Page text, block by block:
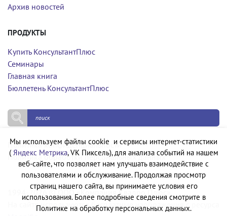
Архив новостей
ПРОДУКТЫ
Купить КонсультантПлюс
Семинары
Главная книга
Бюллетень КонсультантПлюс
Политика конфиденциальности
Политика обработки персональных данных
1994-2026 © ООО «Компания Квадро Плюс»
На сайте используются бесплатные изображения с ресурса
Мы используем файлы cookie и сервисы интернет-статистики
( Яндекс Метрика, VK Пиксель), для анализа событий на нашем
веб-сайте, что позволяет нам улучшать взаимодействие с
пользователями и обслуживание. Продолжая просмотр
страниц нашего сайта, вы принимаете условия его
использования. Более подробные сведения смотрите в
Политике на обработку персональных данных.